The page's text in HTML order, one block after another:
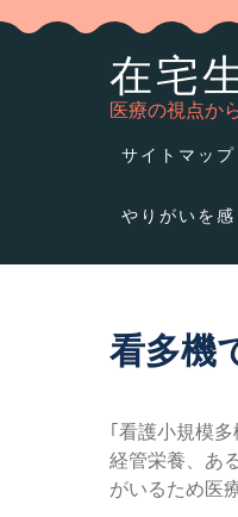
在宅
医療の視点か
サイトマップ
やりがいを
看多機
｢看護小規模
経管栄養、あ
がいるため医